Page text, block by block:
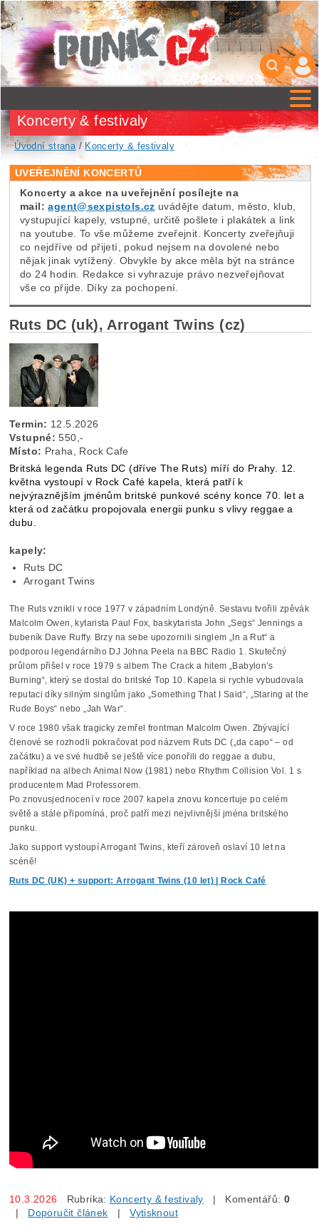
Koncerty & festivaly
Úvodní strana/ Koncerty & festivaly
UVEŘEJNĚNÍ KONCERTŮ
Koncerty a akce na uveřejnění posílejte na
mail: agent@sexpistols.cz uvádějte datum, město, klub,
vystupující kapely, vstupné, určitě pošlete i plakátek a link
na youtube. To vše můžeme zveřejnit. Koncerty zveřejňuji
co nejdříve od přijetí, pokud nejsem na dovolené nebo
nějak jinak vytížený. Obvykle by akce měla být na stránce
do 24 hodin. Redakce si vyhrazuje právo nezveřejňovat
vše co přijde. Díky za pochopení.
Ruts DC (uk), Arrogant Twins (cz)
Termin: 12.5.2026
Vstupné: 550,-
Místo: Praha, Rock Cafe
Britská legenda Ruts DC (dříve The Ruts) míří do Prahy. 12.
května vystoupí v Rock Café kapela, která patří k
nejvýraznějším jménům britské punkové scény konce 70. let a
která od začátku propojovala energii punku s vlivy reggae a
dubu.
kapely:
Ruts DC
Arrogant Twins
The Ruts vznikli v roce 1977 v západním Londýně. Sestavu tvořili zpěvák
Malcolm Owen, kytarista Paul Fox, baskytarista John „Segs“ Jennings a
bubeník Dave Ruffy. Brzy na sebe upozornili singlem „In a Rut“ a
podporou legendárního DJ Johna Peela na BBC Radio 1. Skutečný
průlom přišel v roce 1979 s albem The Crack a hitem „Babylon’s
Burning“, který se dostal do britské Top 10. Kapela si rychle vybudovala
reputaci díky silným singlům jako „Something That I Said“, „Staring at the
Rude Boys“ nebo „Jah War“.
V roce 1980 však tragicky zemřel frontman Malcolm Owen. Zbývající
členové se rozhodli pokračovat pod názvem Ruts DC („da capo“ – od
začátku) a ve své hudbě se ještě více ponořili do reggae a dubu,
například na albech Animal Now (1981) nebo Rhythm Collision Vol. 1 s
producentem Mad Professorem.
Po znovusjednocení v roce 2007 kapela znovu koncertuje po celém
světě a stále připomíná, proč patří mezi nejvlivnější jména britského
punku.
Jako support vystoupí Arrogant Twins, kteří zároveň oslaví 10 let na
scéně!
Ruts DC (UK) + support: Arrogant Twins (10 let) | Rock Café
10.3.2026 Rubrika: Koncerty & festivaly | Komentářů: 0
| Doporučit článek |Vytisknout